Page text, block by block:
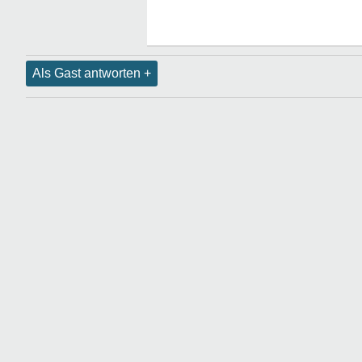
Als Gast antworten +